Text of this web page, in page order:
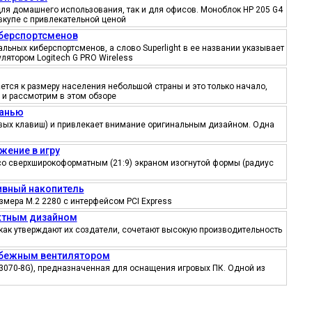
домашнего использования, так и для офисов. Моноблок HP 205 G4
с привлекательной ценой
киберспортсменов, а слово Superlight в ее названии указывает
Logitech G PRO Wireless
к размеру населения небольшой страны и это только начало,
рассмотрим в этом обзоре
клавиш) и привлекает внимание оригинальным дизайном. Одна
в игру
сверхширокоформатным (21:9) экраном изогнутой формы (радиус
накопитель
M.2 2280 с интерфейсом PCI Express
дизайном
утверждают их создатели, сочетают высокую производительность
вентилятором
8G), предназначенная для оснащения игровых ПК. Одной из